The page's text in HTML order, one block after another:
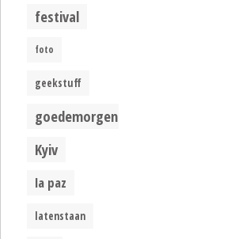
festival
foto
geekstuff
goedemorgen
Kyiv
la paz
latenstaan